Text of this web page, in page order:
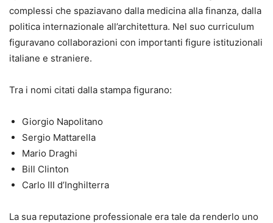
complessi che spaziavano dalla medicina alla finanza, dalla
politica internazionale all’architettura. Nel suo curriculum
figuravano collaborazioni con importanti figure istituzionali
italiane e straniere.
Tra i nomi citati dalla stampa figurano:
Giorgio Napolitano
Sergio Mattarella
Mario Draghi
Bill Clinton
Carlo III d’Inghilterra
La sua reputazione professionale era tale da renderlo uno